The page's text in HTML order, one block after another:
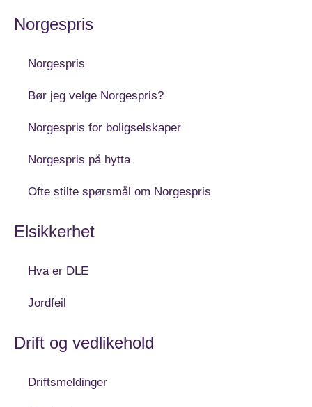
Norgespris
Norgespris
Bør jeg velge Norgespris?
Norgespris for boligselskaper
Norgespris på hytta
Ofte stilte spørsmål om Norgespris
Elsikkerhet
Hva er DLE
Jordfeil
Drift og vedlikehold
Driftsmeldinger